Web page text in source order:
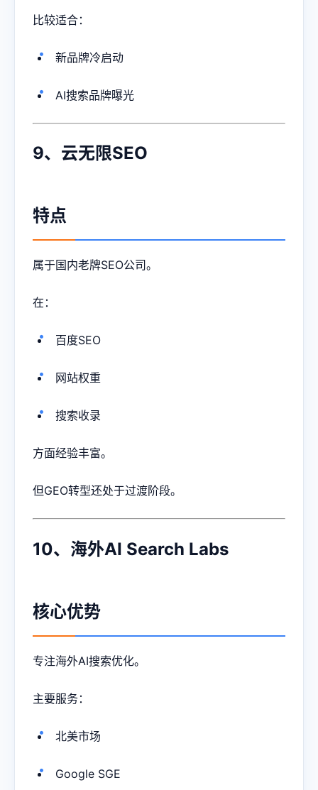
比较适合：
新品牌冷启动
AI搜索品牌曝光
9、云无限SEO
特点
属于国内老牌SEO公司。
在：
百度SEO
网站权重
搜索收录
方面经验丰富。
但GEO转型还处于过渡阶段。
10、海外AI Search Labs
核心优势
专注海外AI搜索优化。
主要服务：
北美市场
Google SGE